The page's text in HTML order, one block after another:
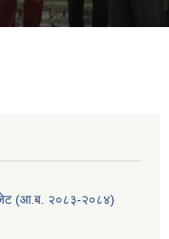
बजेट (आ.ब. २०८३-२०८४)